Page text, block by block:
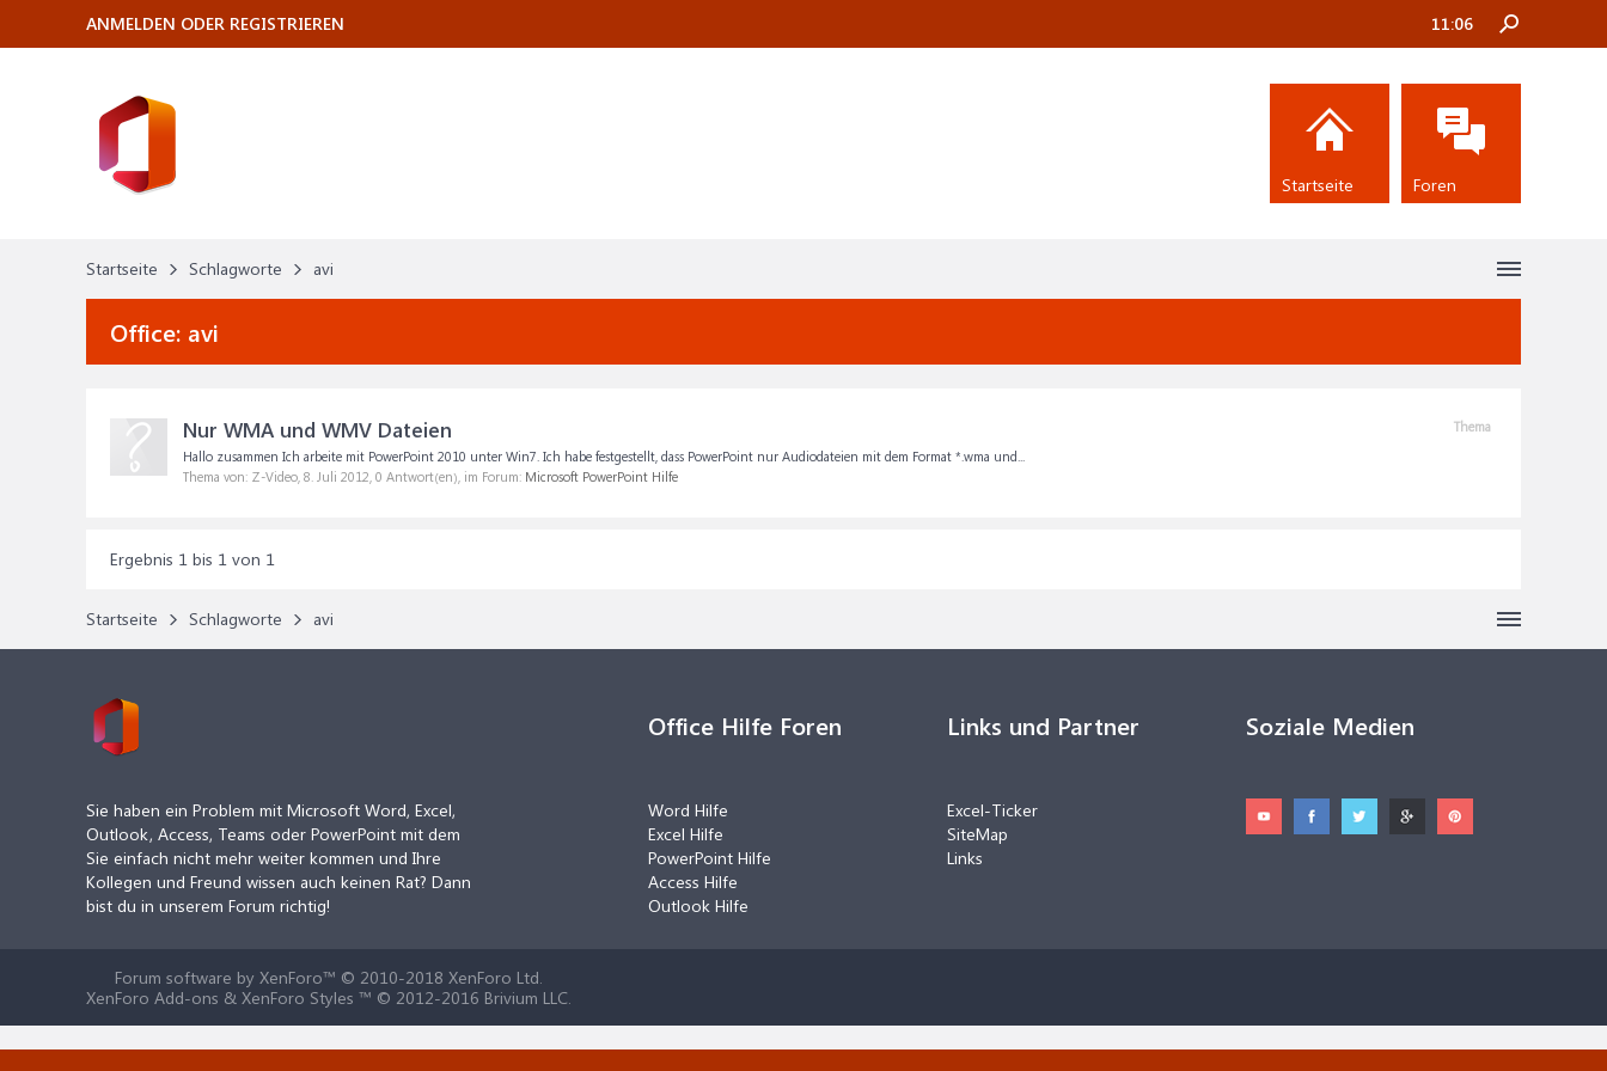
Startseite Schlagworte avi
Office: avi
Thema
Nur WMA und WMV Dateien
Hallo zusammen Ich arbeite mit PowerPoint 2010 unter Win7. Ich habe festgestellt, dass PowerPoint nur Audiodateien mit dem Format *.wma und...
Thema von: Z-Video, 8. Juli 2012, 0 Antwort(en), im Forum: Microsoft PowerPoint Hilfe
Ergebnis 1 bis 1 von 1
Startseite Schlagworte avi
ANMELDEN ODER REGISTRIEREN 11:06
Startseite Foren
Sie haben ein Problem mit Microsoft Word, Excel,
Outlook, Access, Teams oder PowerPoint mit dem
Sie einfach nicht mehr weiter kommen und Ihre
Kollegen und Freund wissen auch keinen Rat? Dann
bist du in unserem Forum richtig!
Office Hilfe Foren
Word Hilfe
Excel Hilfe
PowerPoint Hilfe
Access Hilfe
Outlook Hilfe
Links und Partner
Excel-Ticker
SiteMap
Links
Soziale Medien
Forum software by XenForo™ © 2010-2018 XenForo Ltd.
XenForo Add-ons & XenForo Styles ™ © 2012-2016 Brivium LLC.